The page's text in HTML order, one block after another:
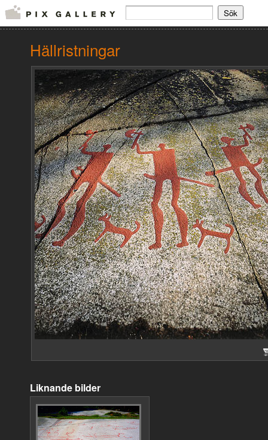
Hällristningar
Liknande bilder